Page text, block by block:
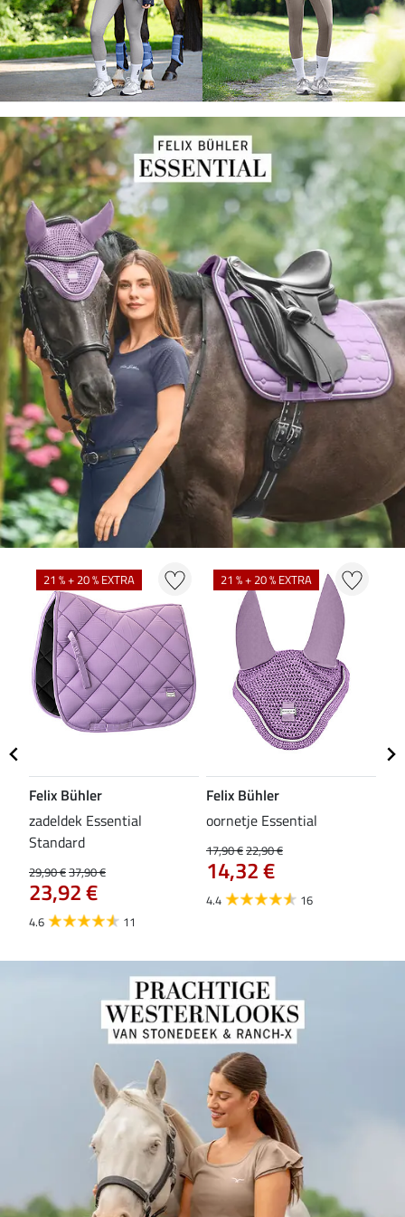
21 % + 20 % EXTRA
Felix Bühler
zadeldek Essential
Standard
29,90 €37,90 €
23,92 €
4.6 11
21 % + 20 % EXTRA
Felix Bühler
oornetje Essential
17,90 €22,90 €
14,32 €
4.4 16